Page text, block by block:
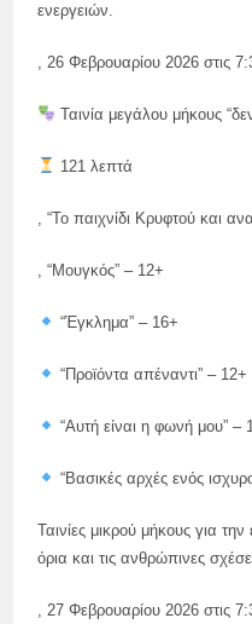
ενεργειών.
, 26 Φεβρουαρίου 2026 στις
Ταινία μεγάλου μήκους
121 λεπτά
, “Το παιχνίδι Κρυφτού και
, “Μουγκός” – 12+
“Έγκλημα” – 16+
“Προϊόντα απέναντι” – 12+
“Αυτή είναι η φωνή μου” –
“Βασικές αρχές ενός
Ταινίες μικρού μήκους για
όρια και τις ανθρώπινες
, 27 Φεβρουαρίου 2026 στις